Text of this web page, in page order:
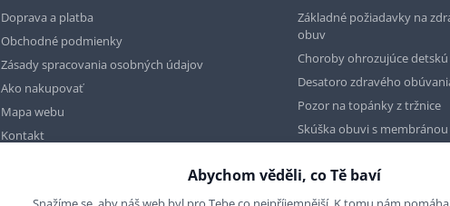
Doprava a platba
Obchodné podmienky
Zásady spracovania osobných údajov
Ako nakupovať
Mapa webu
Kontakt
Základné požiadavky na
obuv
Choroby ohrozujúce
Desatoro zdravého
Pozor na topánky z tržnice
Skúška obuvi s membránou
Abychom věděli, co Tě baví